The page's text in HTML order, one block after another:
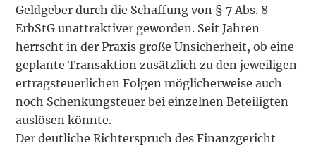
Geldgeber durch die Schaffung von § 7 Abs. 8
ErbStG unattraktiver geworden. Seit Jahren
herrscht in der Praxis große Unsicherheit, ob eine
geplante Transaktion zusätzlich zu den jeweiligen
ertragsteuerlichen Folgen möglicherweise auch
noch Schenkungsteuer bei einzelnen Beteiligten
auslösen könnte.
Der deutliche Richterspruch des Finanzgericht